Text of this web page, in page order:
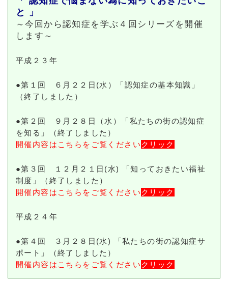
と 」
～今回から認知症を学ぶ４回シリーズを開催
します～
平成２３年
●第１回 ６月２２日(水）「認知症の基本知識」
（終了しました）
●第２回 ９月２８日（水）「私たちの街の認知症
を知る」（終了しました）
開催内容はこちらをご覧くださいクリック
●第３回 １２月２１日(水) 「知っておきたい福祉
制度」（終了しました）
開催内容はこちらをご覧くださいクリック
平成２４年
●第４回 ３月２８日(水) 「私たちの街の認知症サ
ポート」（終了しました）
開催内容はこちらをご覧くださいクリック